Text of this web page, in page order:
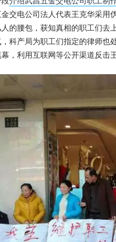
交电公司法人代表王克华采用
的腰包，获知真相的职工们去
科产局为职工们指定的律师也
，利用互联网等公开渠道反击